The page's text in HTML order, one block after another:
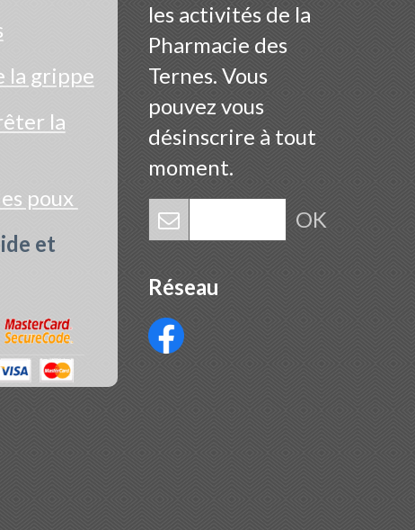
la grippe
la
poux
et
les activités de la
Pharmacie des
Ternes. Vous
pouvez vous
désinscrire à tout
moment.
OK
Réseau